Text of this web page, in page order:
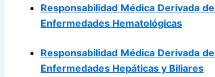
Responsabilidad Médica Derivada
Enfermedades Hematológicas
Responsabilidad Médica Derivada
Enfermedades Hepáticas y Biliares